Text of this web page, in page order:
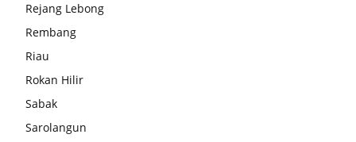
Rejang Lebong
Rembang
Riau
Rokan Hilir
Sabak
Sarolangun